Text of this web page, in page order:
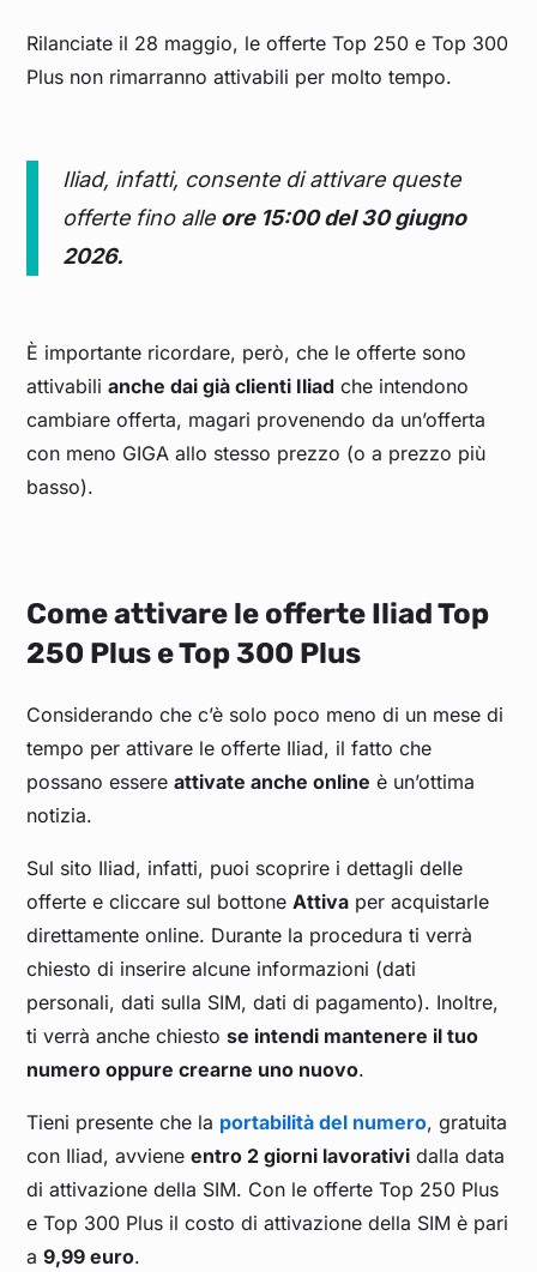
Rilanciate il 28 maggio, le offerte Top 250 e Top 300
Plus non rimarranno attivabili per molto tempo.
Iliad, infatti, consente di attivare queste
offerte fino alle ore 15:00 del 30 giugno
2026.
È importante ricordare, però, che le offerte sono
attivabilianche dai già clienti Iliad che intendono
cambiare offerta, magari provenendo da un’offerta
con meno GIGA allo stesso prezzo (o a prezzo più
basso).
Come attivare le offerte Iliad Top
250 Plus e Top 300 Plus
Considerando che c’è solo poco meno di un mese di
tempo per attivare le offerte Iliad, il fatto che
possano essereattivate anche online è un’ottima
notizia.
Sul sito Iliad, infatti, puoi scoprire i dettagli delle
offerte e cliccare sul bottoneAttiva per acquistarle
direttamente online. Durante la procedura ti verrà
chiesto di inserire alcune informazioni (dati
personali, dati sulla SIM, dati di pagamento). Inoltre,
ti verrà anche chiestose intendi mantenere il tuo
numero oppure crearne uno nuovo.
Tieni presente che la portabilità del numero, gratuita
con Iliad, avvieneentro 2 giorni lavorativi dalla data
di attivazione della SIM. Con le offerte Top 250 Plus
e Top 300 Plus il costo di attivazione della SIM è pari
a9,99 euro.